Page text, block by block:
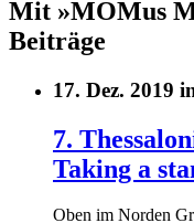
Mit »MOMus
Beiträge
17. Dez. 2019
7.
Taking a
Oben im Norden